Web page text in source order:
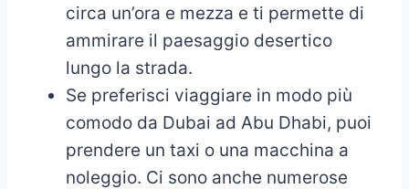
circa un’ora e mezza e ti permette di
ammirare il paesaggio desertico
lungo la strada.
Se preferisci viaggiare in modo più
comodo da Dubai ad Abu Dhabi, puoi
prendere un taxi o una macchina a
noleggio. Ci sono anche numerose